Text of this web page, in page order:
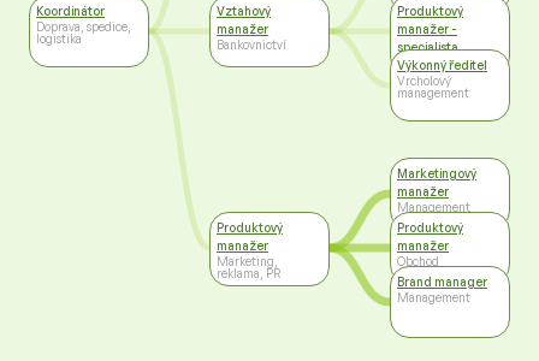
Koordinátor
Doprava, spedice,
logistika
Vztahový
manažer
Bankovnictví
Produktový
manažer
Marketing,
reklama, PR
Produktový
manažer -
specialista
Bankovnictví
Výkonný ředitel
Vrcholový
management
Marketingový
manažer
Management
Produktový
manažer
Obchod
Brand manager
Management